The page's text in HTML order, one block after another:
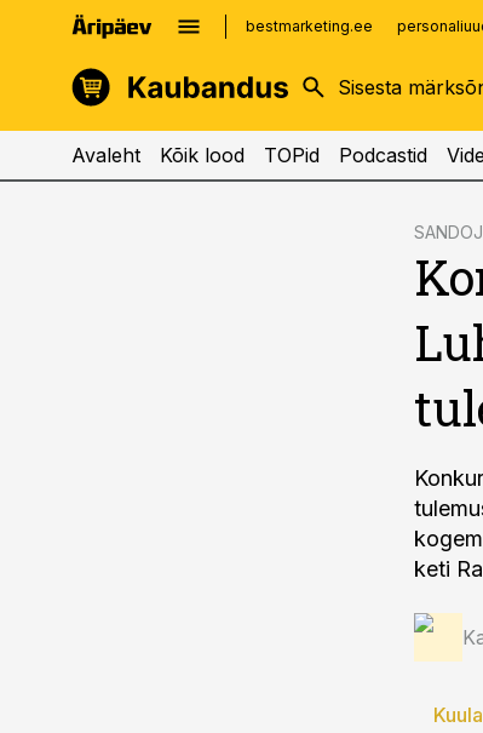
bestmarketing.ee
kinnisvarauudised.ee
logistikauudised.ee
imelineajalugu.ee
Avaleht Kõik lood TOPid Podcastid
keti
Kuula